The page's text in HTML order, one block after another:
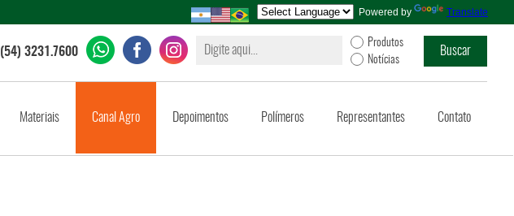
Powered by Translate
Produtos
Notícias
(54) 3231.7600
Materiais Canal Agro Depoimentos Polímeros Representantes Contato